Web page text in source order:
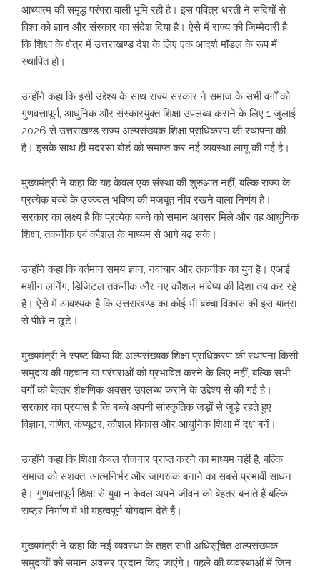
आध्यात्म की समृद्ध परंपरा वाली भूमि रही है। इस पवित्र धरती ने सदियों से
विश्व को ज्ञान और संस्कार का संदेश दिया है। ऐसे में राज्य की जिम्मेदारी है
कि शिक्षा के क्षेत्र में उत्तराखण्ड देश के लिए एक आदर्श मॉडल के रूप में
स्थापित हो।
उन्होंने कहा कि इसी उद्देश्य के साथ राज्य सरकार ने समाज के सभी वर्गों को
गुणवत्तापूर्ण, आधुनिक और संस्कारयुक्त शिक्षा उपलब्ध कराने के लिए 1 जुलाई
2026 से उत्तराखण्ड राज्य अल्पसंख्यक शिक्षा प्राधिकरण की स्थापना की
है। इसके साथ ही मदरसा बोर्ड को समाप्त कर नई व्यवस्था लागू की गई है।
मुख्यमंत्री ने कहा कि यह केवल एक संस्था की शुरुआत नहीं, बल्कि राज्य के
प्रत्येक बच्चे के उज्ज्वल भविष्य की मजबूत नींव रखने वाला निर्णय है।
सरकार का लक्ष्य है कि प्रत्येक बच्चे को समान अवसर मिले और वह आधुनिक
शिक्षा, तकनीक एवं कौशल के माध्यम से आगे बढ़ सके।
उन्होंने कहा कि वर्तमान समय ज्ञान, नवाचार और तकनीक का युग है। एआई,
मशीन लर्निंग, डिजिटल तकनीक और नए कौशल भविष्य की दिशा तय कर रहे
हैं। ऐसे में आवश्यक है कि उत्तराखण्ड का कोई भी बच्चा विकास की इस यात्रा
से पीछे न छूटे।
मुख्यमंत्री ने स्पष्ट किया कि अल्पसंख्यक शिक्षा प्राधिकरण की स्थापना किसी
समुदाय की पहचान या परंपराओं को प्रभावित करने के लिए नहीं, बल्कि सभी
वर्गों को बेहतर शैक्षणिक अवसर उपलब्ध कराने के उद्देश्य से की गई है।
सरकार का प्रयास है कि बच्चे अपनी सांस्कृतिक जड़ों से जुड़े रहते हुए
विज्ञान, गणित, कंप्यूटर, कौशल विकास और आधुनिक शिक्षा में दक्ष बनें।
उन्होंने कहा कि शिक्षा केवल रोजगार प्राप्त करने का माध्यम नहीं है, बल्कि
समाज को सशक्त, आत्मनिर्भर और जागरूक बनाने का सबसे प्रभावी साधन
है। गुणवत्तापूर्ण शिक्षा से युवा न केवल अपने जीवन को बेहतर बनाते हैं बल्कि
राष्ट्र निर्माण में भी महत्वपूर्ण योगदान देते हैं।
मुख्यमंत्री ने कहा कि नई व्यवस्था के तहत सभी अधिसूचित अल्पसंख्यक
समुदायों को समान अवसर प्रदान किए जाएंगे। पहले की व्यवस्थाओं में जिन